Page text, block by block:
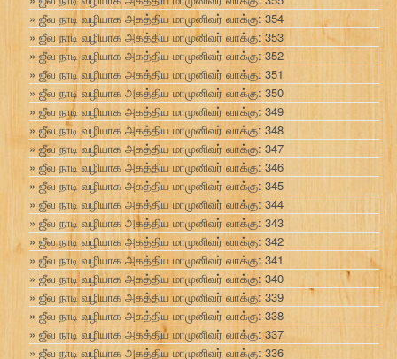
ஜீவ நாடி வழியாக அகத்திய மாமுனிவர் வாக்கு: 354
ஜீவ நாடி வழியாக அகத்திய மாமுனிவர் வாக்கு: 353
ஜீவ நாடி வழியாக அகத்திய மாமுனிவர் வாக்கு: 352
ஜீவ நாடி வழியாக அகத்திய மாமுனிவர் வாக்கு: 351
ஜீவ நாடி வழியாக அகத்திய மாமுனிவர் வாக்கு: 350
ஜீவ நாடி வழியாக அகத்திய மாமுனிவர் வாக்கு: 349
ஜீவ நாடி வழியாக அகத்திய மாமுனிவர் வாக்கு: 348
ஜீவ நாடி வழியாக அகத்திய மாமுனிவர் வாக்கு: 347
ஜீவ நாடி வழியாக அகத்திய மாமுனிவர் வாக்கு: 346
ஜீவ நாடி வழியாக அகத்திய மாமுனிவர் வாக்கு: 345
ஜீவ நாடி வழியாக அகத்திய மாமுனிவர் வாக்கு: 344
ஜீவ நாடி வழியாக அகத்திய மாமுனிவர் வாக்கு: 343
ஜீவ நாடி வழியாக அகத்திய மாமுனிவர் வாக்கு: 342
ஜீவ நாடி வழியாக அகத்திய மாமுனிவர் வாக்கு: 341
ஜீவ நாடி வழியாக அகத்திய மாமுனிவர் வாக்கு: 340
ஜீவ நாடி வழியாக அகத்திய மாமுனிவர் வாக்கு: 339
ஜீவ நாடி வழியாக அகத்திய மாமுனிவர் வாக்கு: 338
ஜீவ நாடி வழியாக அகத்திய மாமுனிவர் வாக்கு: 337
ஜீவ நாடி வழியாக அகத்திய மாமுனிவர் வாக்கு: 336